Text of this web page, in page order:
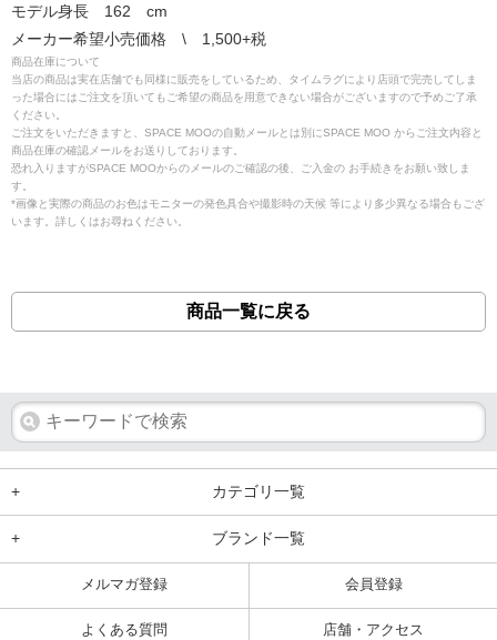
モデル身長 162 cm
メーカー希望小売価格 \ 1,500+税
商品在庫について
当店の商品は実在店舗でも同様に販売をしているため、タイムラグにより店頭で完売してしま
った場合にはご注文を頂いてもご希望の商品を用意できない場合がございますので予めご了承
ください。
ご注文をいただきますと、SPACE MOOの自動メールとは別にSPACE MOO からご注文内容と
商品在庫の確認メールをお送りしております。
恐れ入りますがSPACE MOOからのメールのご確認の後、ご入金の お手続きをお願い致しま
す。
*画像と実際の商品のお色はモニターの発色具合や撮影時の天候 等により多少異なる場合もござ
います。詳しくはお尋ねください。
商品一覧に戻る
+ カテゴリ一覧
+ ブランド一覧
メルマガ登録 会員登録
よくある質問 店舗・アクセス